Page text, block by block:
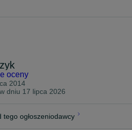
TELEFONICZNY W CELU
PAŃSTWA PYTANIA, PONIEWAŻ
BARDZO DUŻO WIADOMOŚCI I
W STANIE ODPISAĆ ZE WZGLĘDU
I BEZPŁATNY MONTAŻ
7 DNI W TYGODNIU W
oceny
2014
dniu 17 lipca 2026
tego ogłoszeniodawcy